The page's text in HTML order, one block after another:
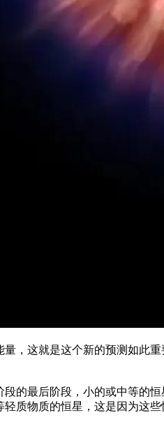
，这就是这个新的预测如此重
最后阶段，小的或中等的
质物质的恒星，这是因为这